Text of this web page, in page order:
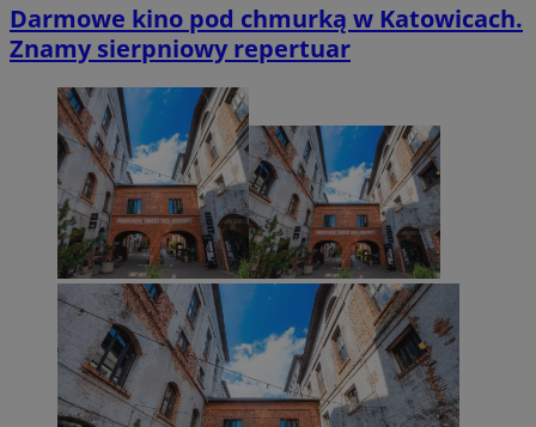
Darmowe kino pod chmurką w Katowicach.
Znamy sierpniowy repertuar